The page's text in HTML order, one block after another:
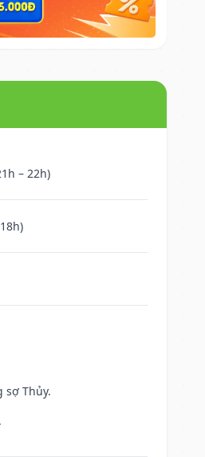
– 22h)
sợ Thủy.